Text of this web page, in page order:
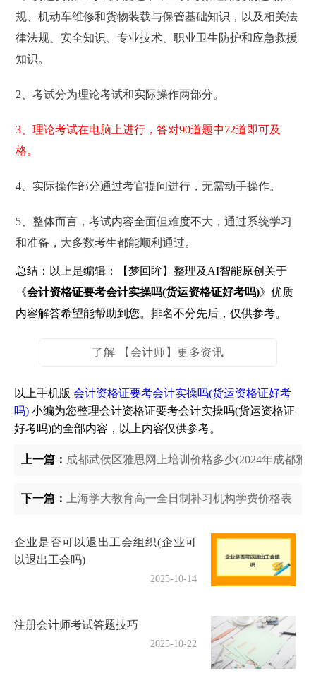
规、机动车维修和货物装载与保管基础知识，以及相关法
律法规、安全知识、专业技术、职业卫生防护和应急救援
知识。
2、考试分为理论考试和实际操作两部分。
3、理论考试在电脑上进行，答对90道题中72道即可及
格。
4、实际操作部分通过考官提问进行，无需动手操作。
5、整体而言，考试内容全面但难度不大，通过系统学习
和准备，大多数考生都能顺利通过。
总结：以上是编辑：【梦回眸】整理及AI智能原创关于
《会计资格证要考会计实操吗(货运资格证好考吗)》优质
内容解答希望能帮助到您。排名不分先后，仅供参考。
了解 【会计师】更多资讯
以上手机版 会计资格证要考会计实操吗(货运资格证好考
吗) 小编为您整理会计资格证要考会计实操吗(货运资格证
好考吗)的全部内容，以上内容仅供参考。
上一篇： 成都武侯区雅思网上培训价格多少(2024年成都雅
下一篇： 上海学大教育高一全日制补习机构学费价格表
企业是否可以退出工会组织(企业可
以退出工会吗)
2025-10-14
注册会计师考试答题技巧
2025-10-22